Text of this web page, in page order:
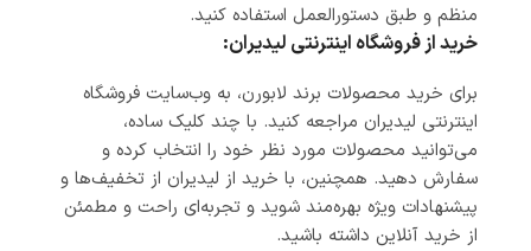
منظم و طبق دستورالعمل استفاده کنید.
خرید از فروشگاه اینترنتی لیدیران:
برای خرید محصولات برند لابورن، به وب‌سایت فروشگاه
اینترنتی لیدیران مراجعه کنید. با چند کلیک ساده،
می‌توانید محصولات مورد نظر خود را انتخاب کرده و
سفارش دهید. همچنین، با خرید از لیدیران از تخفیف‌ها و
پیشنهادات ویژه بهره‌مند شوید و تجربه‌ای راحت و مطمئن
از خرید آنلاین داشته باشید.